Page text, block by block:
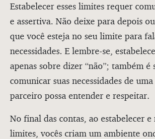
Estabelecer esses limites requer
e assertiva. Não deixe para depois
que você esteja no seu limite para
necessidades. E lembre-se,
apenas sobre dizer “não”; também é
comunicar suas necessidades de
parceiro possa entender e respeitar.
No final das contas, ao estabelecer e
limites, vocês criam um ambiente